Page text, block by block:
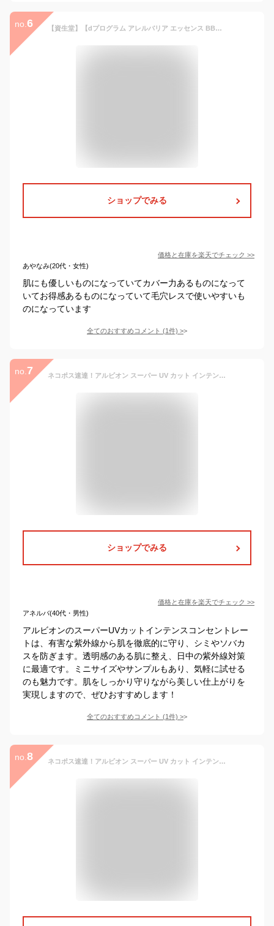
no. 6 【資生堂】【dプログラム アレルバリア エッセンス BB N ミディアム 30mL 】【資生堂認定ショップ】【スキンケア】【朝用 ・ 日中用 （美容液 ・ クリーム ・ 乳液）】【花粉・ほこり】【色ムラカバー】【ディープログラム】【送料無料】
ショップでみる
価格と在庫を楽天でチェック >>
あやなみ(20代・女性)
肌にも優しいものになっていてカバー力あるものになって
いてお得感あるものになっていて毛穴レスで使いやすいも
のになっています
全てのおすすめコメント (1件) >
no. 7 ネコポス速達！アルビオン スーパー UV カット インテンスコンセントレート デイクリーム 4.0g クリーム・日やけ止め用メイクアップベース ミニサイズ 特製サイズ サンプル 有害な紫外線から肌を徹底的に守る シミ・ソバカス対策 透明感 整肌 紫外線カット UVケア ALBION
ショップでみる
価格と在庫を楽天でチェック >>
アネルバ(40代・男性)
アルビオンのスーパーUVカットインテンスコンセントレー
トは、有害な紫外線から肌を徹底的に守り、シミやソバカ
スを防ぎます。透明感のある肌に整え、日中の紫外線対策
に最適です。ミニサイズやサンプルもあり、気軽に試せる
のも魅力です。肌をしっかり守りながら美しい仕上がりを
実現しますので、ぜひおすすめします！
全てのおすすめコメント (1件) >
no. 8 ネコポス速達！アルビオン スーパー UV カット インテンスコンセントレート デイクリーム 4.0g クリーム・日やけ止め用メイクアップベース ミニサイズ 特製サイズ サンプル 有害な紫外線から肌を徹底的に守る シミ・ソバカス対策 透明感 整肌 紫外線カット UVケア ALBION